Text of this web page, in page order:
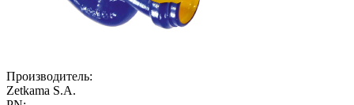
Производитель:
Zetkama S.A.